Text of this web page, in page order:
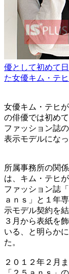
優として初めて
た女優キム・テヒ
女優キム・テヒ
の俳優では初め
ファッション誌
表示モデルになっ
所属事務所の関
は、キム・テヒ
ファッション誌
ａｎｓ」と１年
示モデル契約を結
３月から表紙を
いる、と明らか
た。
２０１２年２月